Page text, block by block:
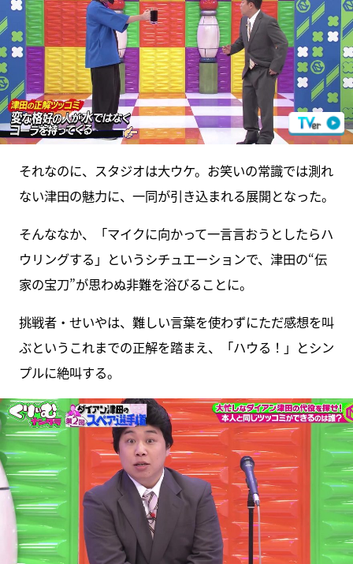
それなのに、スタジオは大ウケ。お笑いの常識では測れ
ない津田の魅力に、一同が引き込まれる展開となった。
そんななか、「マイクに向かって一言言おうとしたらハ
ウリングする」というシチュエーションで、津田の“伝
家の宝刀”が思わぬ非難を浴びることに。
挑戦者・せいやは、難しい言葉を使わずにただ感想を叫
ぶというこれまでの正解を踏まえ、「ハウる！」とシン
プルに絶叫する。